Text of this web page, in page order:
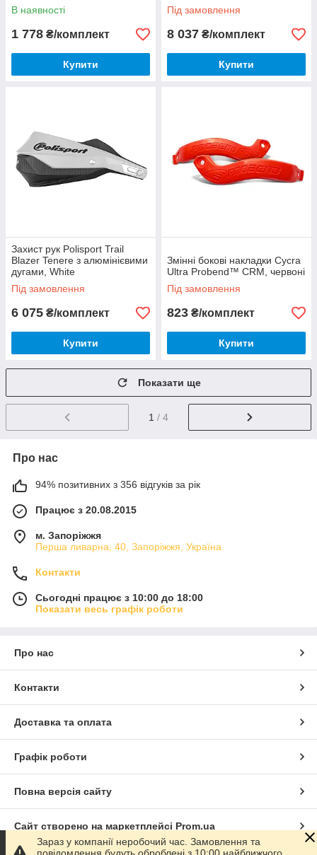
В наявності
1 778 ₴/комплект
Купити
Під замовлення
8 037 ₴/комплект
Купити
Захист рук Polisport Trail
Blazer Tenere з алюмінієвими
дугами, White
Під замовлення
6 075 ₴/комплект
Купити
Змінні бокові накладки Cycra
Ultra Probend™ CRM, червоні
Під замовлення
823 ₴/комплект
Купити
Показати ще
1 / 4
Про нас
94% позитивних з 356 відгуків за рік
Працює з 20.08.2015
м. Запоріжжя
Перша ливарна, 40, Запоріжжя, Україна
Контакти
Сьогодні працює з 10:00 до 18:00
Показати весь графік роботи
Про нас
Контакти
Доставка та оплата
Графік роботи
Повна версія сайту
Сайт створено на маркетплейсі Prom.ua
Зараз у компанії неробочий час. Замовлення та